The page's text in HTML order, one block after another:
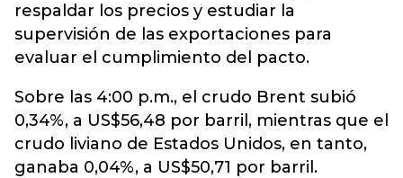
respaldar los precios y estudiar la
supervisión de las exportaciones para
evaluar el cumplimiento del pacto.
Sobre las 4:00 p.m., el crudo Brent subió
0,34%, a US$56,48 por barril, mientras que el
crudo liviano de Estados Unidos, en tanto,
ganaba 0,04%, a US$50,71 por barril.